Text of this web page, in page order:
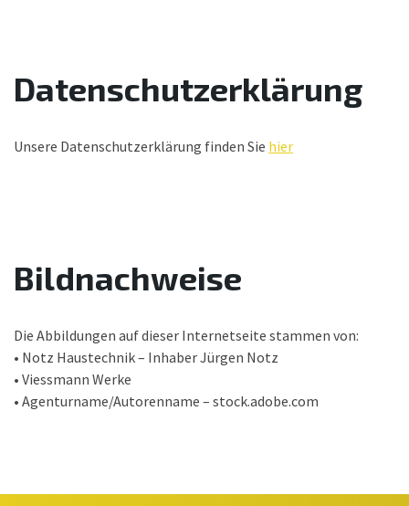
Datenschutzerklärung
Unsere Datenschutzerklärung finden Sie hier
Bildnachweise
Die Abbildungen auf dieser Internetseite stammen von:
• Notz Haustechnik – Inhaber Jürgen Notz
• Viessmann Werke
• Agenturname/Autorenname – stock.adobe.com